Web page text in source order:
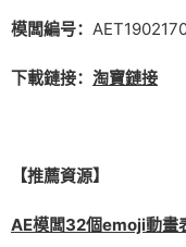
模闆編号：
下載鏈接： 淘寶鏈接
【推薦資源】
AE模闆32個emoji動畫